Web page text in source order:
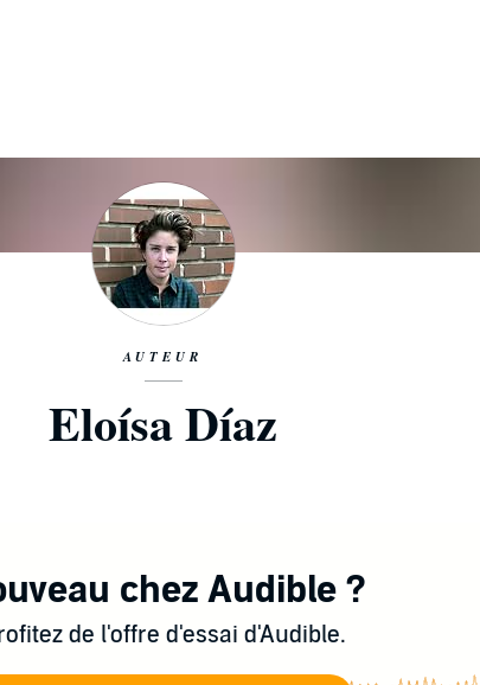
AUTEUR
Eloísa Díaz
chez Audible ?
de l'offre d'essai d'Audible.